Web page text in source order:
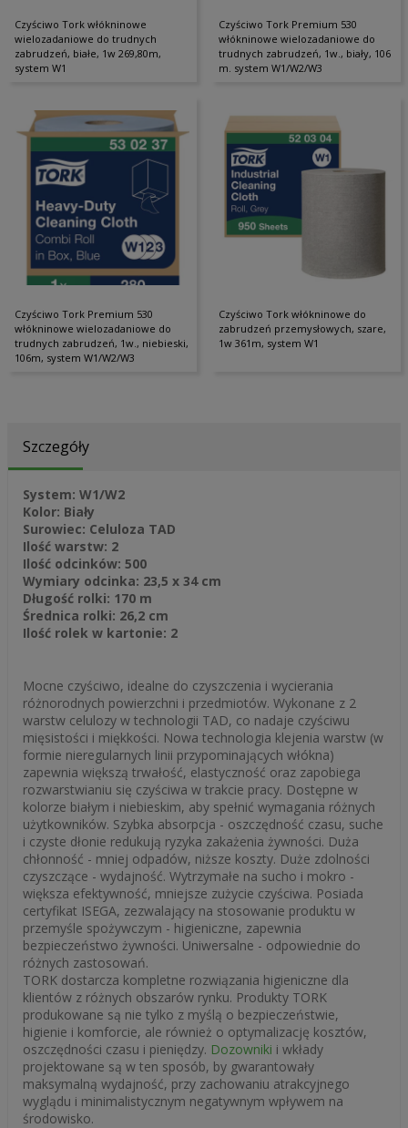
Czyściwo Tork włókninowe
wielozadaniowe do trudnych
zabrudzeń, białe, 1w 269,80m,
system W1
Czyściwo Tork Premium 530
włókninowe wielozadaniowe do
trudnych zabrudzeń, 1w., biały, 106
m. system W1/W2/W3
Czyściwo Tork Premium 530
włókninowe wielozadaniowe do
trudnych zabrudzeń, 1w., niebieski,
106m, system W1/W2/W3
Czyściwo Tork włókninowe do
zabrudzeń przemysłowych, szare,
1w 361m, system W1
Szczegóły
System: W1/W2
Kolor: Biały
Surowiec: Celuloza TAD
Ilość warstw: 2
Ilość odcinków: 500
Wymiary odcinka: 23,5 x 34 cm
Długość rolki: 170 m
Średnica rolki: 26,2 cm
Ilość rolek w kartonie: 2
Mocne czyściwo, idealne do czyszczenia i wycierania
różnorodnych powierzchni i przedmiotów. Wykonane z 2
warstw celulozy w technologii TAD, co nadaje czyściwu
mięsistości i miękkości. Nowa technologia klejenia warstw (w
formie nieregularnych linii przypominających włókna)
zapewnia większą trwałość, elastyczność oraz zapobiega
rozwarstwianiu się czyściwa w trakcie pracy. Dostępne w
kolorze białym i niebieskim, aby spełnić wymagania różnych
użytkowników. Szybka absorpcja - oszczędność czasu, suche
i czyste dłonie redukują ryzyka zakażenia żywności. Duża
chłonność - mniej odpadów, niższe koszty. Duże zdolności
czyszczące - wydajność. Wytrzymałe na sucho i mokro -
większa efektywność, mniejsze zużycie czyściwa. Posiada
certyfikat ISEGA, zezwalający na stosowanie produktu w
przemyśle spożywczym - higieniczne, zapewnia
bezpieczeństwo żywności. Uniwersalne - odpowiednie do
różnych zastosowań.
TORK dostarcza kompletne rozwiązania higieniczne dla
klientów z różnych obszarów rynku. Produkty TORK
produkowane są nie tylko z myślą o bezpieczeństwie,
higienie i komforcie, ale również o optymalizację kosztów,
oszczędności czasu i pieniędzy. Dozowniki i wkłady
projektowane są w ten sposób, by gwarantowały
maksymalną wydajność, przy zachowaniu atrakcyjnego
wyglądu i minimalistycznym negatywnym wpływem na
środowisko.